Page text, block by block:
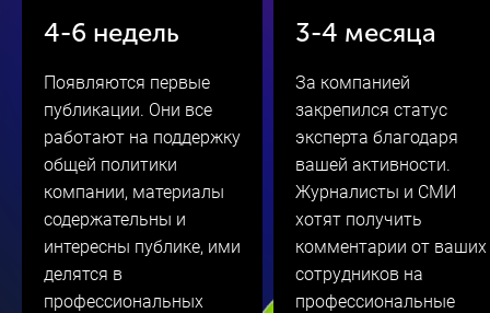
запросов СМИ по
согласованному списку
тем
Интеграция компании в
профессиональные
сообщества
4-6 недель
Появляются первые
публикации. Они все
работают на поддержку
общей политики
компании, материалы
содержательны и
интересны публике, ими
делятся в
профессиональных
3-4 месяца
За компанией
закрепился статус
эксперта благодаря
вашей активности.
Журналисты и СМИ
хотят получить
комментарии от ваших
сотрудников на
профессиональные